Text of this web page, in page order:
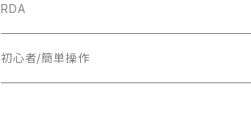
19MM
18MM
RDA
22MM
初心者/簡単操作